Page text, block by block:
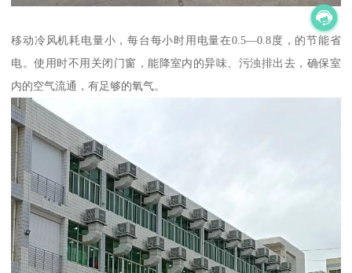
移动冷风机耗电量小，每台每小时用电量在0.5—0.8度，的节能省
电。使用时不用关闭门窗，能降室内的异味、污浊排出去，确保室
内的空气流通，有足够的氧气。